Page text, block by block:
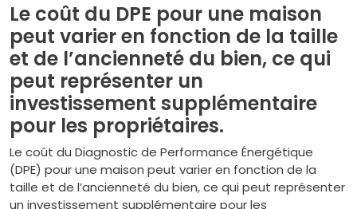
Le coût du DPE pour une maison
peut varier en fonction de la taille
et de l’ancienneté du bien, ce qui
peut représenter un
investissement supplémentaire
pour les propriétaires.
Le coût du Diagnostic de Performance Énergétique
(DPE) pour une maison peut varier en fonction de la
taille et de l’ancienneté du bien, ce qui peut représenter
un investissement supplémentaire pour les